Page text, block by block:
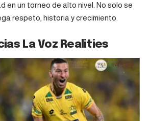
en un torneo de alto nivel. No solo se
respeto, historia y crecimiento.
La Voz Realities